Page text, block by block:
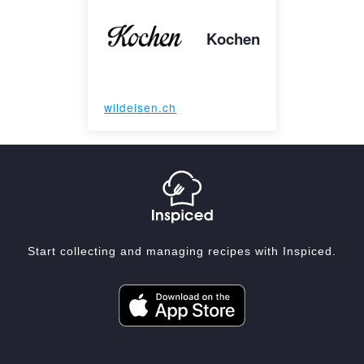
Kochen
wildeisen.ch
Start collecting and managing recipes with Inspiced.